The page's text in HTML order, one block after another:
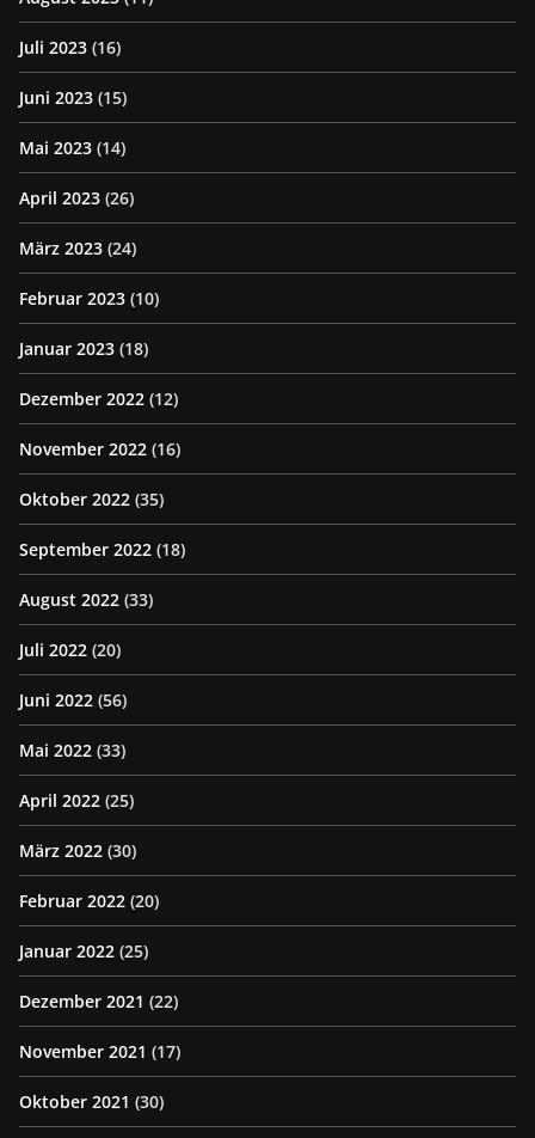
Juli 2023 (16)
Juni 2023 (15)
Mai 2023 (14)
April 2023 (26)
März 2023 (24)
Februar 2023 (10)
Januar 2023 (18)
Dezember 2022 (12)
November 2022 (16)
Oktober 2022 (35)
September 2022 (18)
August 2022 (33)
Juli 2022 (20)
Juni 2022 (56)
Mai 2022 (33)
April 2022 (25)
März 2022 (30)
Februar 2022 (20)
Januar 2022 (25)
Dezember 2021 (22)
November 2021 (17)
Oktober 2021 (30)